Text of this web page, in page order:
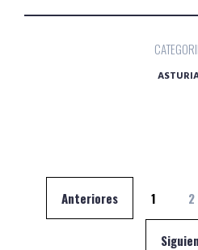
Navegación
de Anteriores 1 2